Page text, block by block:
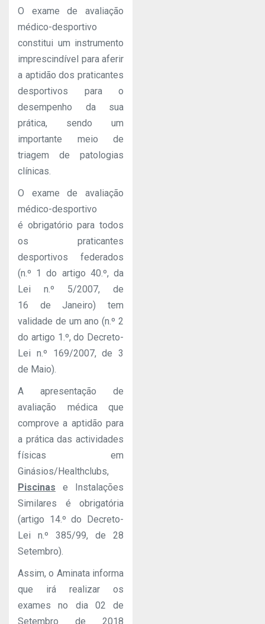
O exame de avaliação
médico-desportivo
constitui um instrumento
imprescindível para aferir
a aptidão dos praticantes
desportivos para o
desempenho da sua
prática, sendo um
importante meio de
triagem de patologias
clínicas.
O exame de avaliação
médico-desportivo
é obrigatório para todos
os praticantes
desportivos federados
(n.º 1 do artigo 40.º, da
Lei n.º 5/2007, de
16 de Janeiro) tem
validade de um ano (n.º 2
do artigo 1.º, do Decreto-
Lei n.º 169/2007, de 3
de Maio).
A apresentação de
avaliação médica que
comprove a aptidão para
a prática das actividades
físicas em
Ginásios/Healthclubs,
Piscinas e Instalações
Similares é obrigatória
(artigo 14.º do Decreto-
Lei n.º 385/99, de 28
Setembro).
Assim, o Aminata informa
que irá realizar os
exames no dia 02 de
Setembro de 2018